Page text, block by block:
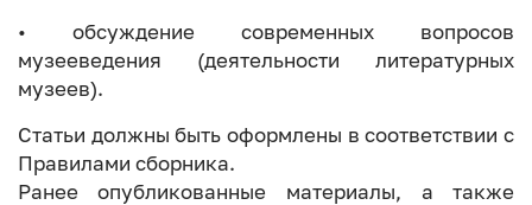
• обсуждение современных вопросов
музееведения (деятельности литературных
музеев).
Статьи должны быть оформлены в соответствии с
Правилами сборника.
Ранее опубликованные материалы, а также